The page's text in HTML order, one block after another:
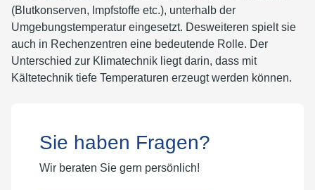
(Blutkonserven, Impfstoffe etc.), unterhalb der
Umgebungstemperatur eingesetzt. Desweiteren spielt sie
auch in Rechenzentren eine bedeutende Rolle. Der
Unterschied zur Klimatechnik liegt darin, dass mit
Kältetechnik tiefe Temperaturen erzeugt werden können.
Sie haben Fragen?
Wir beraten Sie gern persönlich!